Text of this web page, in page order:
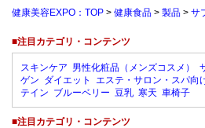
健康美容EXPO：TOP > 健康食品 > 製品 > サ
■注目カテゴリ・コンテンツ
スキンケア 男性化粧品（メンズコスメ）
ゲン ダイエット エステ・サロン・スパ向
テイン ブルーベリー 豆乳 寒天 車椅子
■注目カテゴリ・コンテンツ